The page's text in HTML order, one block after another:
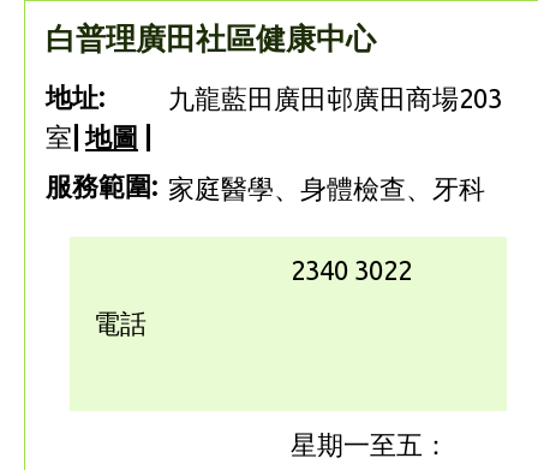
白普理廣田社區健康中心
地址:
九龍藍田廣田邨廣田商場203
室 地圖
服務範圍: 家庭醫學、身體檢查、牙科
電話
2340 3022
星期一至五：